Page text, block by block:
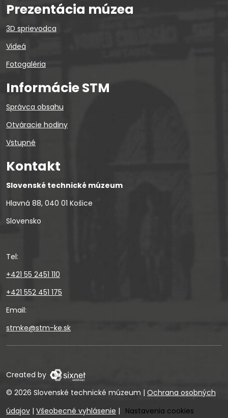
Prezentácia múzea
3D sprievodca
Videá
Fotogaléria
Informácie STM
Správca obsahu
Otváracie hodiny
Vstupné
Kontakt
Slovenské technické múzeum
Hlavná 88, 040 01 Košice
Slovensko
Tel:
+421 55 2451 110
+421 552 451 175
Email:
stmke@stm-ke.sk
Created by
© 2026 Slovenské technické múzeum | Ochrana osobných
údajov | Všeobecné vyhlásenie | Nastavenia cookies